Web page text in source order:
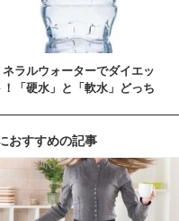
ネラルウォーターでダイエッ
！「硬水」と「軟水」どっち
おすすめの記事